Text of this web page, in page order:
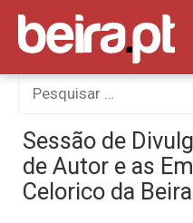
Skip
content
Procurar
por:
Sessão de
de Autor e as
Celorico da Beira